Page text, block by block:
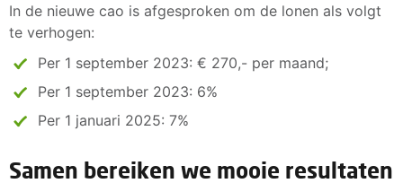
In de nieuwe cao is afgesproken om de lonen als volgt
te verhogen:
Per 1 september 2023: € 270,- per maand;
Per 1 september 2023: 6%
Per 1 januari 2025: 7%
Samen bereiken we mooie resultaten